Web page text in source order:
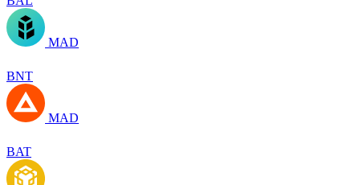
MAD
BNT
MAD
BAT